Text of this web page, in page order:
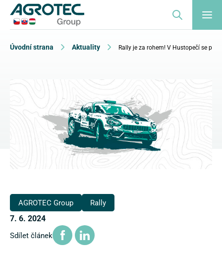
Úvodní strana Aktuality Rally je za rohem! V Hustopečí se
AGROTEC Group Rally
7. 6. 2024
Sdílet článek